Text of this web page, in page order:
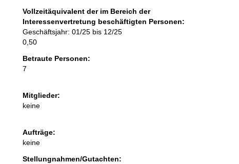
e
p
o
e
i
t
e
Vollzeitäquivalent der im Bereich der
Interessenvertretung beschäftigten Personen:
Geschäftsjahr: 01/25 bis 12/25
0,50
Betraute Personen:
7
Mitglieder:
keine
Aufträge:
keine
Stellungnahmen/Gutachten: